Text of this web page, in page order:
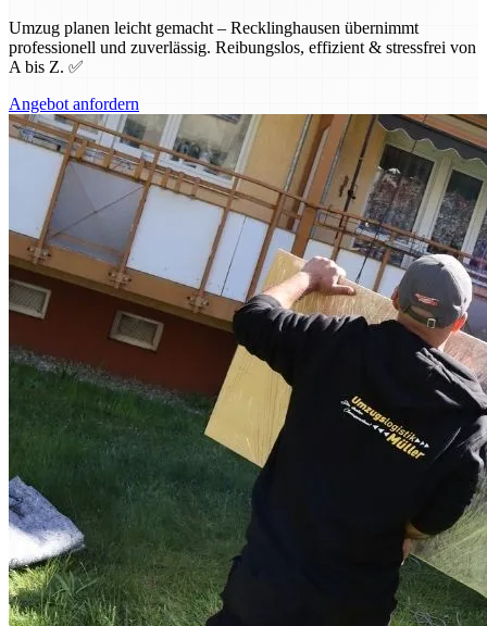
Umzug planen leicht gemacht – Recklinghausen übernimmt
professionell und zuverlässig. Reibungslos, effizient & stressfrei von
A bis Z. ✅
Angebot anfordern